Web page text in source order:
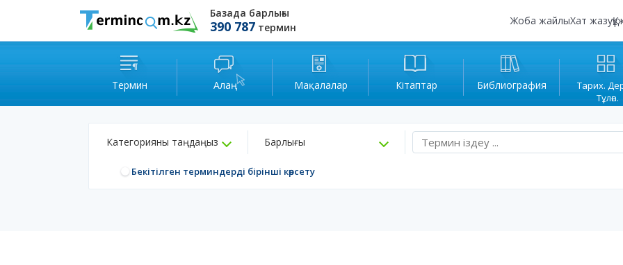
Базада барлығы
390 787 термин
Жоба жайлыХат жазу
Термин Алаң Мақалалар Кітаптар Библиография
Тарих.
Тұлға.
Категорияны таңдаңыз Барлығы
Бекітілген терминдерді бірінші көрсету